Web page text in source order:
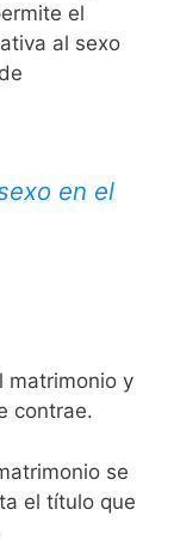
el
al sexo
en el
matrimonio y
contrae.
se
el título que